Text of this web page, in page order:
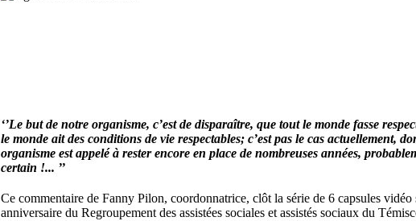
‘’Le but de notre organisme, c’est de disparaître, que tout le monde fasse
le monde ait des conditions de vie respectables; c’est pas le cas actuellement,
organisme est appelé à rester encore en place de nombreuses années,
certain !... ’’
Ce commentaire de Fanny Pilon, coordonnatrice, clôt la série de 6 capsules
anniversaire du Regroupement des assistées sociales et assistés sociaux du